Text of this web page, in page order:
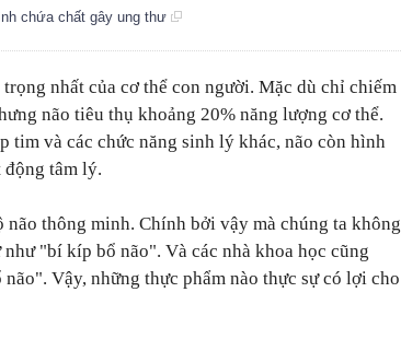
chứa chất gây ung thư
nhất của cơ thể con người. Mặc dù chỉ chiếm
não tiêu thụ khoảng 20% năng lượng cơ thể.
tim và các chức năng sinh lý khác, não còn hình
động tâm lý.
thông minh. Chính bởi vậy mà chúng ta không
"bí kíp bổ não". Và các nhà khoa học cũng
Vậy, những thực phẩm nào thực sự có lợi cho